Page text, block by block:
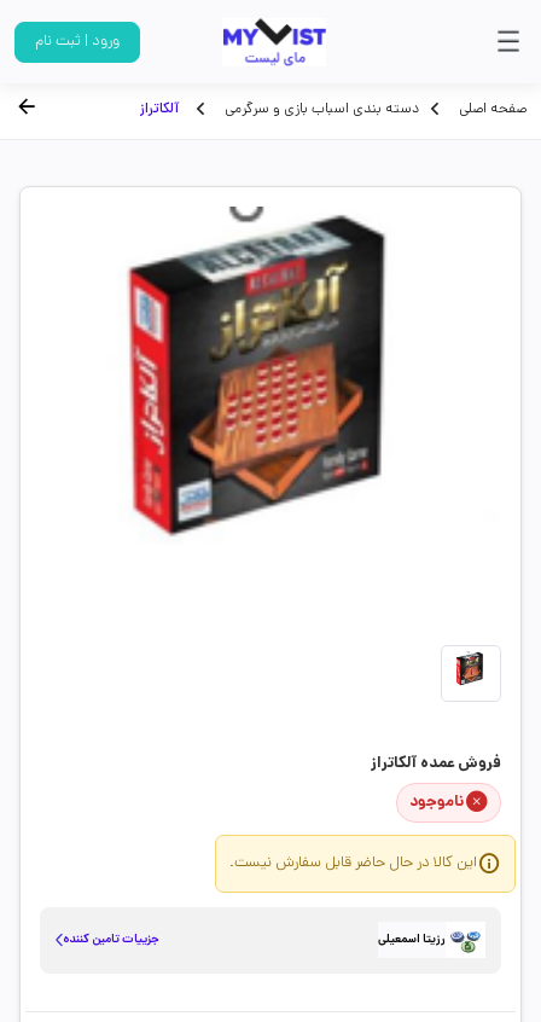
ورود | ثبت نام
صفحه اصلی دسته بندی اسباب بازی و سرگرمی آلکاتراز
فروش عمده آلکاتراز
ناموجود
این کالا در حال حاضر قابل سفارش نیست.
رزیتا اسمعیلی جزییات تامین کننده